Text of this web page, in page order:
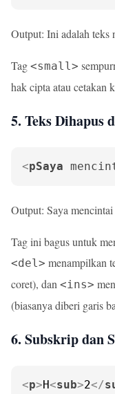
Output: Ini adalah teks
Tag <small>
hak cipta atau cetakan
5. Teks Dihapus
<pSaya
Output: Saya mencintai
Tag ini bagus untuk
<del> menampilkan
coret), dan <ins>
(biasanya diberi garis
6. Subskrip dan
<p>H<sub>2</